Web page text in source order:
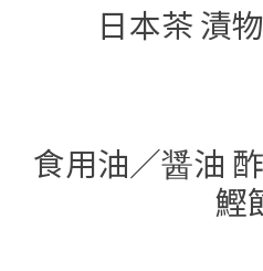
日本茶 漬
食用油／醤油
鰹